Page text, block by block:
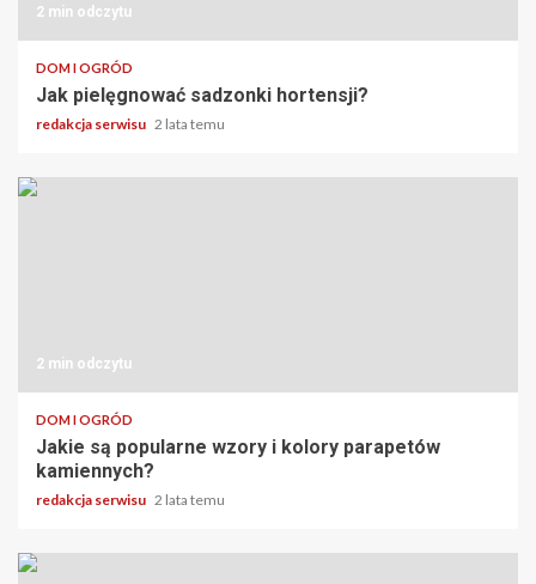
2 min odczytu
DOM I OGRÓD
Jak pielęgnować sadzonki hortensji?
redakcja serwisu 2 lata temu
2 min odczytu
DOM I OGRÓD
Jakie są popularne wzory i kolory parapetów
kamiennych?
redakcja serwisu 2 lata temu